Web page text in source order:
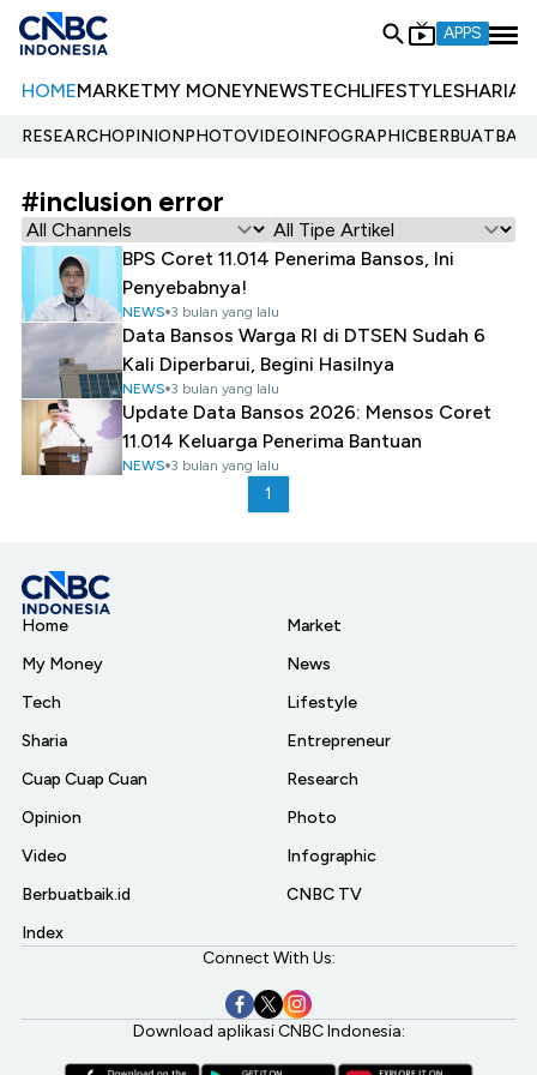
APPS
HOMEMARKETMY MONEYNEWSTECHLIFESTYLESHARIA
RESEARCHOPINIONPHOTOVIDEOINFOGRAPHIC
#inclusion error
BPS Coret 11.014 Penerima Bansos, Ini
Penyebabnya!
NEWS 3 bulan yang lalu
Data Bansos Warga RI di DTSEN Sudah 6
Kali Diperbarui, Begini Hasilnya
NEWS 3 bulan yang lalu
Update Data Bansos 2026: Mensos Coret
11.014 Keluarga Penerima Bantuan
NEWS 3 bulan yang lalu
1
Home
My Money
Tech
Sharia
Cuap Cuap Cuan
Opinion
Video
Berbuatbaik.id
Index
Market
News
Lifestyle
Entrepreneur
Research
Photo
Infographic
CNBC TV
Connect With Us:
Download aplikasi CNBC Indonesia: